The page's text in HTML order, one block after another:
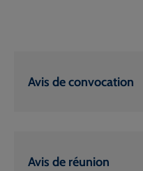
Avis de convocation
Avis de réunion